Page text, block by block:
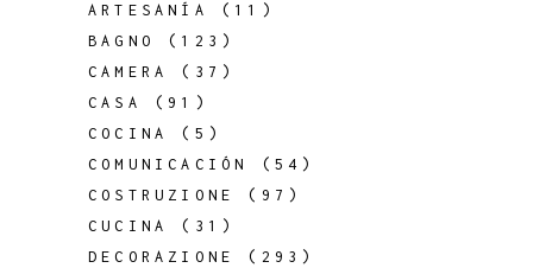
ARTESANÍA
(11)
BAGNO
(123)
CAMERA
(37)
CASA
(91)
COCINA
(5)
COMUNICACIÓN
(54)
COSTRUZIONE
(97)
CUCINA
(31)
DECORAZIONE
(293)